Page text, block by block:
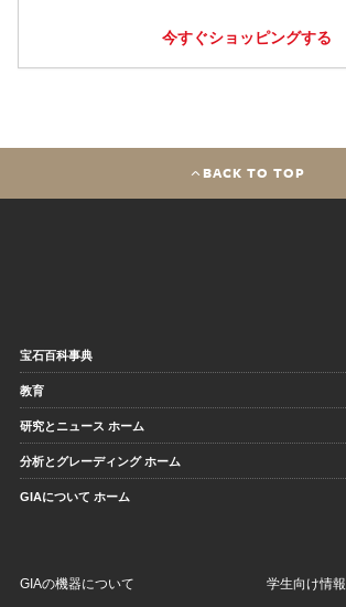
今すぐショッピングする
BACK TO TOP
宝石百科事典
教育
研究とニュース ホーム
分析とグレーディング ホーム
GIAについて ホーム
GIAの機器について 学生向け情報